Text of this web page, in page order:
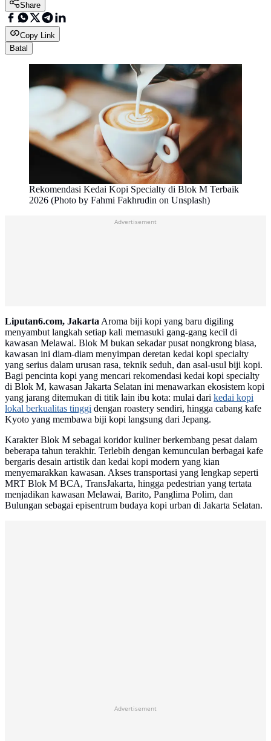
Share
Copy Link
Batal
Rekomendasi Kedai Kopi Specialty di Blok M Terbaik
2026 (Photo by Fahmi Fakhrudin on Unsplash)
Liputan6.com, JakartaAroma biji kopi yang baru digiling
menyambut langkah setiap kali memasuki gang-gang kecil di
kawasan Melawai. Blok M bukan sekadar pusat nongkrong biasa,
kawasan ini diam-diam menyimpan deretan kedai kopi specialty
yang serius dalam urusan rasa, teknik seduh, dan asal-usul biji kopi.
Bagi pencinta kopi yang mencari rekomendasi kedai kopi specialty
di Blok M, kawasan Jakarta Selatan ini menawarkan ekosistem kopi
yang jarang ditemukan di titik lain ibu kota: mulai dari kedai kopi
lokal berkualitas tinggi dengan roastery sendiri, hingga cabang kafe
Kyoto yang membawa biji kopi langsung dari Jepang.
Karakter Blok M sebagai koridor kuliner berkembang pesat dalam
beberapa tahun terakhir. Terlebih dengan kemunculan berbagai kafe
bergaris desain artistik dan kedai kopi modern yang kian
menyemarakkan kawasan. Akses transportasi yang lengkap seperti
MRT Blok M BCA, TransJakarta, hingga pedestrian yang tertata
menjadikan kawasan Melawai, Barito, Panglima Polim, dan
Bulungan sebagai episentrum budaya kopi urban di Jakarta Selatan.
Advertisement